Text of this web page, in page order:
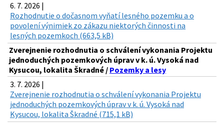
6. 7. 2026 |
Rozhodnutie o dočasnom vyňatí lesného pozemku a o
povolení výnimiek zo zákazu niektorých činnosti na
lesných pozemkoch (663,5 kB)
Zverejnenie rozhodnutia o schválení vykonania Projektu
jednoduchých pozemkových úprav v k. ú. Vysoká nad
Kysucou, lokalita Škradné / Pozemky a lesy
3. 7. 2026 |
Zverejnenie rozhodnutia o schválení vykonania Projektu
jednoduchých pozemkových úprav v k. ú. Vysoká nad
Kysucou, lokalita Škradné (715,1 kB)